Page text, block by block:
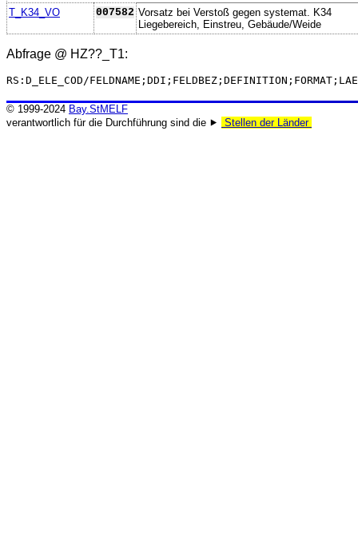
T_K34_VO 007582 Vorsatz bei Verstoß gegen systemat. K34
Liegebereich, Einstreu, Gebäude/Weide
Abfrage @ HZ??_T1:
RS:D_ELE_COD/
© 1999-2024 Bay.StMELF
verantwortlich für die Durchführung sind die ⯈
Stellen der Länder